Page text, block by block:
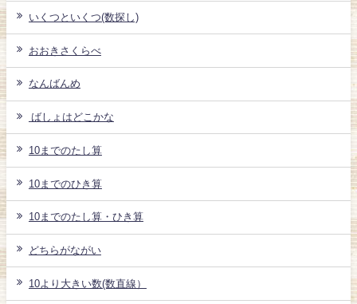
いくつといくつ(数探し)
おおきさくらべ
なんばんめ
ばしょはどこかな
10までのたし算
10までのひき算
10までのたし算・ひき算
どちらがながい
10より大きい数(数直線）